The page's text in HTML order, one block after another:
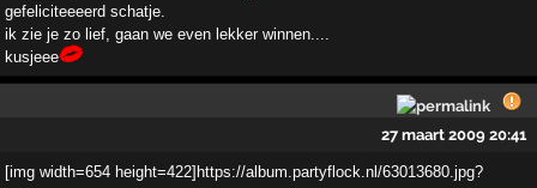
gefeliciteeeerd schatje.
ik zie je zo lief, gaan we even lekker winnen....
kusjeee
27 maart 2009 20:41
[img width=654 height=422]https://album.partyflock.nl/63013680.jpg?